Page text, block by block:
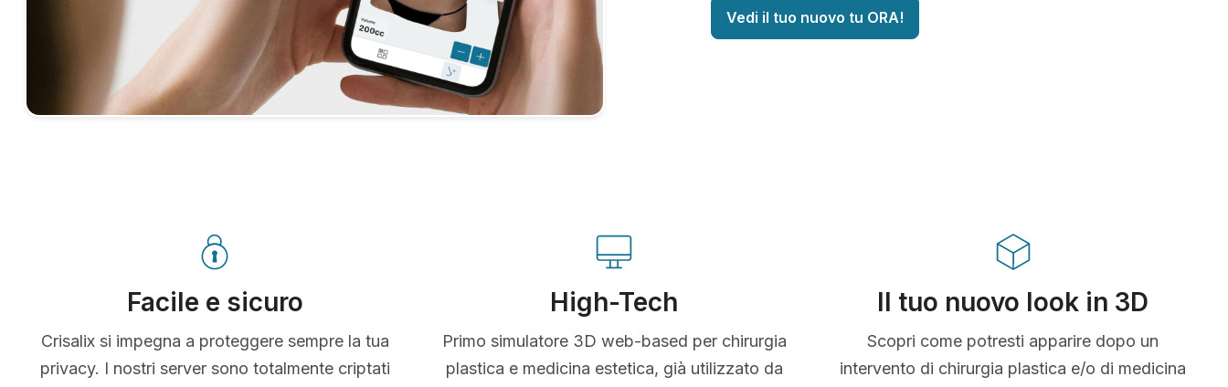
Vedi il tuo nuovo tu ORA!
Facile e sicuro
Crisalix si impegna a proteggere sempre la tua
privacy. I nostri server sono totalmente criptati
High-Tech
Primo simulatore 3D web-based per chirurgia
plastica e medicina estetica, già utilizzato da
Il tuo nuovo look in 3D
Scopri come potresti apparire dopo un
intervento di chirurgia plastica e/o di medicina